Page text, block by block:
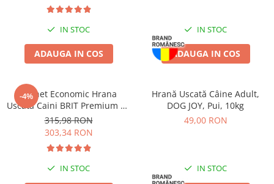
Piele Presată
Cremoase
Semi-umede
Îngrijire Câini
Covorașe Igienice Câini
Igienă Câini
Șampoane Câini
Vitamine Câini
IN STOC
ADAUGA IN COS
IN STOC
ADAUGA IN COS
-4%
Pachet Economic Hrana
Uscata Caini BRIT Premium by
Nature Maxi/Giant Senior
2x15kg
315,98 RON
303,34 RON
IN STOC
Hrană Uscată Câine Adult,
DOG JOY, Pui, 10kg
49,00 RON
IN STOC